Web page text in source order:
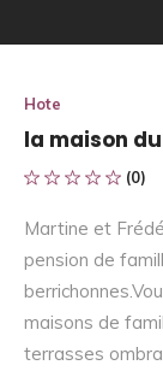
Hote
la maison
(0)
Martine et
pension de
maisons de
terrasses